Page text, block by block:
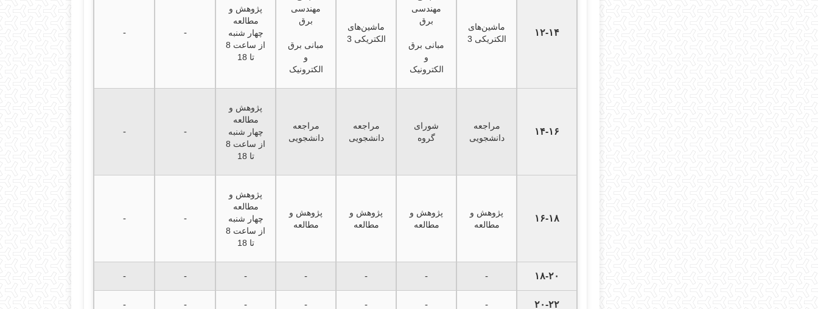
۱۲-۱۴
ماشین‌های
الکتریکی 3
مهندسی
برق
مبانی برق
و
الکترونیک
ماشین‌های
الکتریکی 3
مهندسی
برق
مبانی برق
و
الکترونیک
پژوهش و
مطالعه
چهار شنبه
از ساعت 8
تا 18
-
-
۱۴-۱۶
مراجعه
دانشجویی
شورای
گروه
مراجعه
دانشجویی
مراجعه
دانشجویی
پژوهش و
مطالعه
چهار شنبه
از ساعت 8
تا 18
-
-
۱۶-۱۸
پژوهش و
مطالعه
پژوهش و
مطالعه
پژوهش و
مطالعه
پژوهش و
مطالعه
پژوهش و
مطالعه
چهار شنبه
از ساعت 8
تا 18
-
-
۱۸-۲۰ -
-
-
-
-
-
-
۲۰-۲۲ -
-
-
-
-
-
-